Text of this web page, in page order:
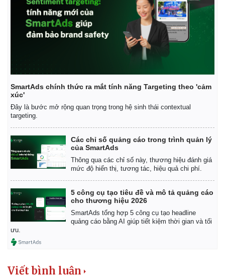
SmartAds chính thức ra mắt tính năng Targeting theo 'cảm
xúc'
Đây là bước mở rộng quan trọng trong hệ sinh thái contextual
targeting.
Các chỉ số quảng cáo trong trình quản lý
của SmartAds
Thông qua các chỉ số này, thương hiệu đánh giá
mức độ hiển thị, tương tác, hiệu quả chi phí.
5 công cụ tạo tiêu đề và mô tả quảng cáo
cho thương hiệu 2026
SmartAds tổng hợp 5 công cụ tạo headline
quảng cáo bằng AI giúp tiết kiệm thời gian và tối
ưu.
Viết bình luận